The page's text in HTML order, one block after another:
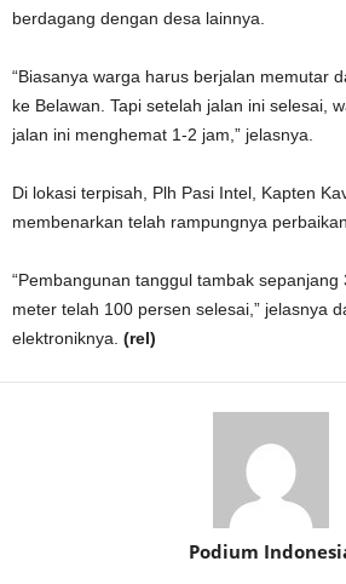
berdagang dengan desa lainnya.
“Biasanya warga harus berjalan memutar
ke Belawan. Tapi setelah jalan ini selesai,
jalan ini menghemat 1-2 jam,” jelasnya.
Di lokasi terpisah, Plh Pasi Intel, Kapten
membenarkan telah rampungnya
“Pembangunan tanggul tambak
meter telah 100 persen selesai,” jelasnya
elektroniknya. (rel)
Podium